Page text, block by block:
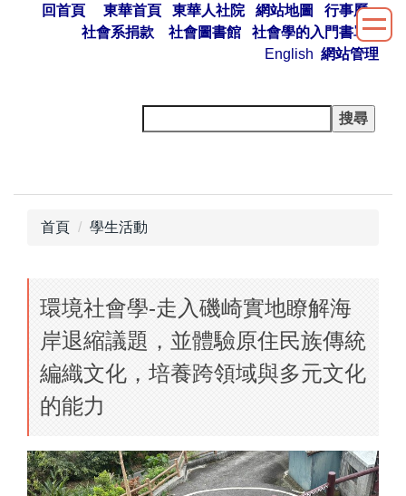
回首頁 東華首頁 東華人社院 網站地圖
行事曆
社會系捐款
社會圖書館
社會學的入門書單
English 網站管理
首頁 學生活動
環境社會學-走入磯崎實地瞭解海
岸退縮議題，並體驗原住民族傳統
編織文化，培養跨領域與多元文化
的能力